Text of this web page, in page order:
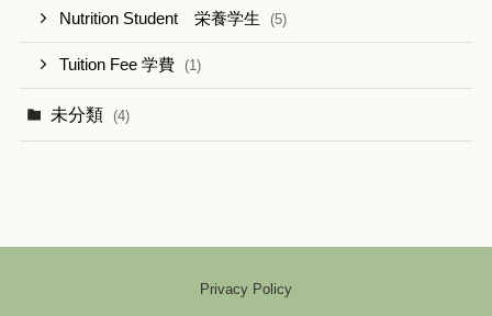
Nutrition Student 栄養学生 (5)
Tuition Fee 学費 (1)
未分類 (4)
Privacy Policy